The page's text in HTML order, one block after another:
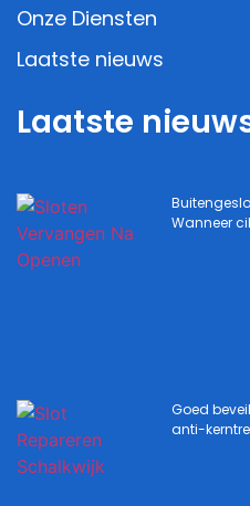
Onze Diensten
Laatste nieuws
Laatste
Wanneer
Goed
anti-